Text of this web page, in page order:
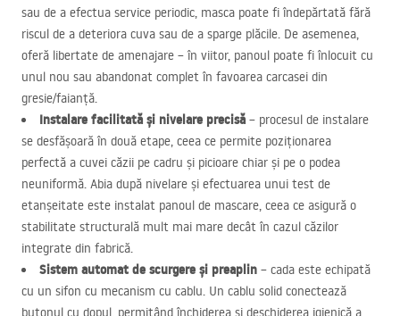
sau de a efectua service periodic, masca poate fi îndepărtată fără
riscul de a deteriora cuva sau de a sparge plăcile. De asemenea,
oferă libertate de amenajare – în viitor, panoul poate fi înlocuit cu
unul nou sau abandonat complet în favoarea carcasei din
gresie/faianță.
Instalare facilitată și nivelare precisă – procesul de instalare
se desfășoară în două etape, ceea ce permite poziționarea
perfectă a cuvei căzii pe cadru și picioare chiar și pe o podea
neuniformă. Abia după nivelare și efectuarea unui test de
etanșeitate este instalat panoul de mascare, ceea ce asigură o
stabilitate structurală mult mai mare decât în cazul căzilor
integrate din fabrică.
Sistem automat de scurgere și preaplin – cada este echipată
cu un sifon cu mecanism cu cablu. Un cablu solid conectează
butonul cu dopul, permițând închiderea și deschiderea igienică a